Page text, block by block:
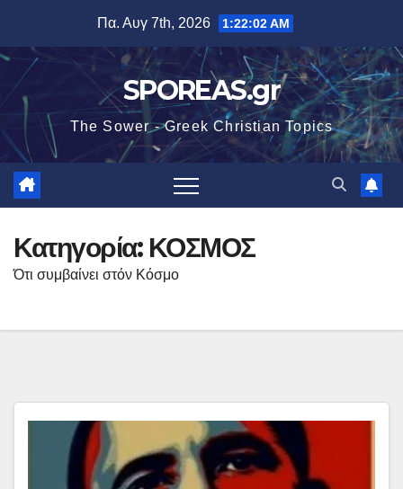
περιεχόμενο
Πα. Αυγ 7th, 2026 1:22:03 AM
SPOREAS.gr
The Sower - Greek Christian Topics
Κατηγορία: ΚΟΣΜΟΣ
Ότι συμβαίνει στόν Κόσμο